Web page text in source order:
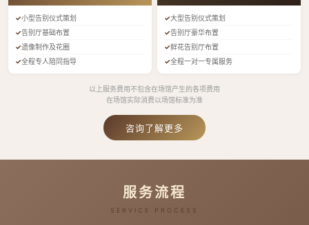
小型告别仪式策划
告别厅基础布置
遗像制作及花圈
全程专人陪同指导
大型告别仪式策划
告别厅豪华布置
鲜花告别厅布置
全程一对一专属服务
以上服务费用不包含在场馆产生的各项费用
在场馆实际消费以场馆标准为准
咨询了解更多
服务流程
SERVICE PROCESS